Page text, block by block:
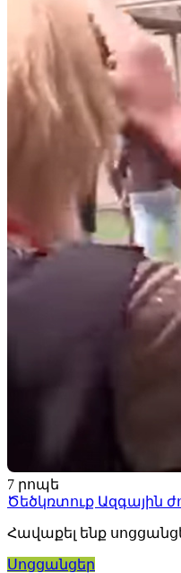
7 րոպե
Ծեծկռտուք Ազգային
Հավաքել ենք
Սոցցանցեր